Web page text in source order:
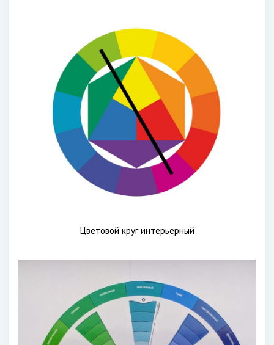
Цветовой круг интерьерный